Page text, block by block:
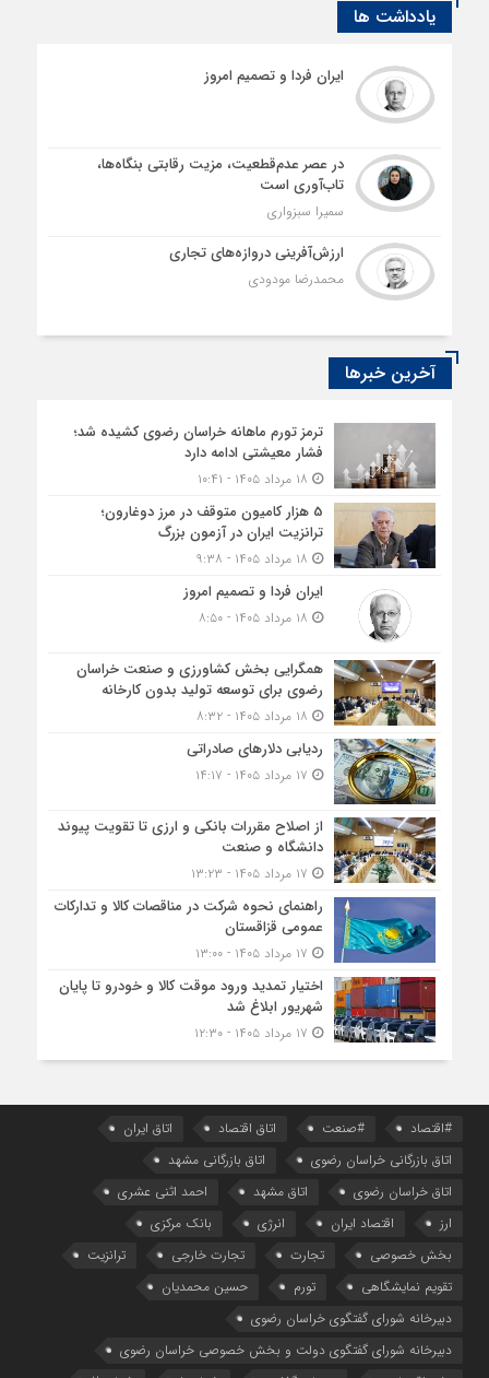
یادداشت ها
ایران فردا و تصمیم امروز
در عصر عدم‌قطعیت، مزیت رقابتی بنگاه‌ها،
تاب‌آوری است
سمیرا سبزواری
ارزش‌آفرینی دروازه‌های تجاری
محمدرضا مودودی
آخرین خبرها
ترمز تورم ماهانه خراسان رضوی کشیده شد؛
فشار معیشتی ادامه دارد
5 هزار کامیون متوقف در مرز دوغارون؛
ترانزیت ایران در آزمون بزرگ
ایران فردا و تصمیم امروز
همگرایی بخش کشاورزی و صنعت خراسان
رضوی برای توسعه تولید بدون کارخانه
ردیابی دلارهای صادراتی
از اصلاح مقررات بانکی و ارزی تا تقویت پیوند
دانشگاه و صنعت
راهنمای نحوه شرکت در مناقصات کالا و تدارکات
عمومی قزاقستان
اختیار تمدید ورود موقت کالا و خودرو تا پایان
شهریور ابلاغ شد
#اقتصاد #صنعت اتاق اقتصاد
اتاق ایران
اتاق بازرگانی خراسان رضوی
اتاق بازرگانی مشهد
اتاق خراسان رضوی
اتاق مشهد
احمد اثنی عشری
ارز
اقتصاد ایران انرژی
بانک مرکزی
بخش خصوصی
تجارت تجارت خارجی
ترانزیت
تقویم نمایشگاهی
تورم
حسین محمدیان
دبیرخانه شورای گفتگوی خراسان رضوی
دبیرخانه شورای گفتگوی دولت و بخش خصوصی خراسان رضوی